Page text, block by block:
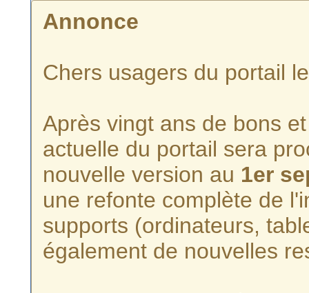
Annonce
Chers usagers du portail
Après vingt ans de bons
actuelle du portail sera
nouvelle version au 1er
une refonte complète de
supports (ordinateurs,
également de nouvelles